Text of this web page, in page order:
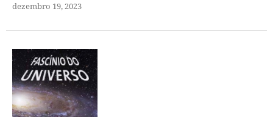
dezembro 19, 2023